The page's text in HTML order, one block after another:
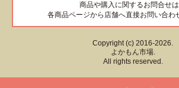
商品や購入に関するお問合せは
各商品ページから店舗へ直接お問い合わ
Copyright (c) 2016-2026.
よかもん市場.
All rights reserved.